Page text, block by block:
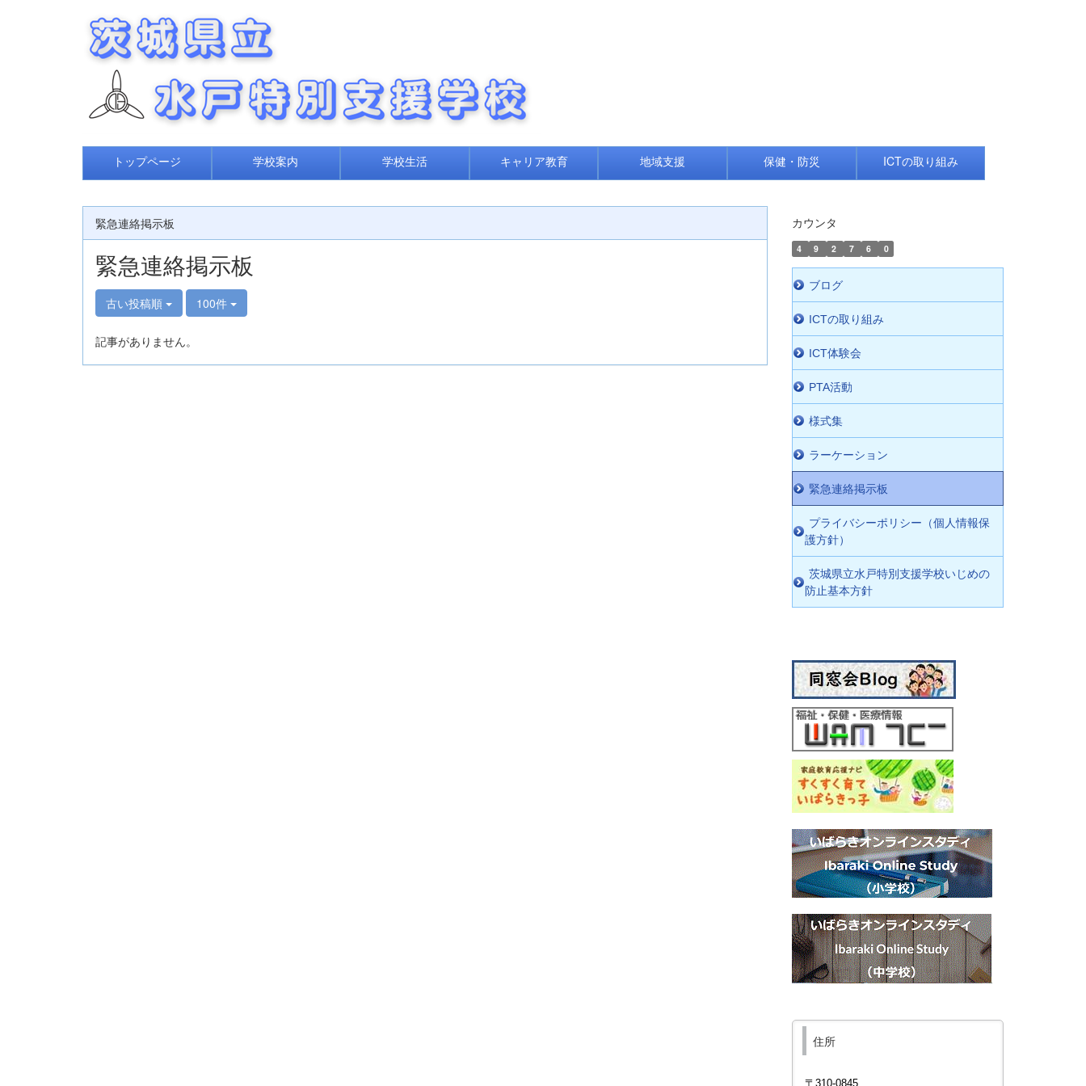
トップページ 学校案内 学校生活 キャリア教育 地域支援 保健・防災 ICTの取り組み
緊急連絡掲示板
緊急連絡掲示板
古い投稿順 100件
記事がありません。
カウンタ
4 9 2 7 6 0
ブログ
ICTの取り組み
ICT体験会
PTA活動
様式集
ラーケーション
緊急連絡掲示板
プライバシーポリシー（個人情報保
護方針）
茨城県立水戸特別支援学校いじめの
防止基本方針
住所
〒 310-0845